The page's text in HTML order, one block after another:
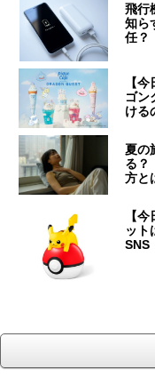
飛行
知ら
任？
【
ゴン
ける
夏の
る？
方と
【
ット
SNS